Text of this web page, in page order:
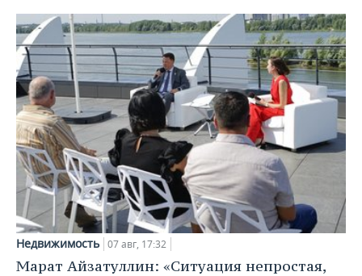
Недвижимость 07 авг, 17:32
Марат Айзатуллин: «Ситуация непростая,